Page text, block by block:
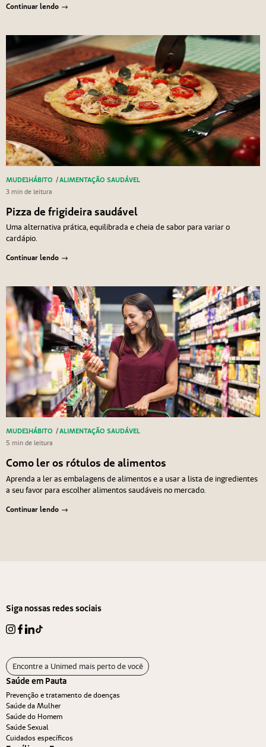
Continuar lendo
MUDE1HÁBITO /ALIMENTAÇÃO SAUDÁVEL
3 min de leitura
Pizza de frigideira saudável
Uma alternativa prática, equilibrada e cheia de sabor para variar o
cardápio.
Continuar lendo
MUDE1HÁBITO /ALIMENTAÇÃO SAUDÁVEL
5 min de leitura
Como ler os rótulos de alimentos
Aprenda a ler as embalagens de alimentos e a usar a lista de ingredientes
a seu favor para escolher alimentos saudáveis no mercado.
Continuar lendo
Siga nossas redes sociais
Encontre a Unimed mais perto de você
Saúde em Pauta
Prevenção e tratamento de doenças
Saúde da Mulher
Saúde do Homem
Saúde Sexual
Cuidados específicos